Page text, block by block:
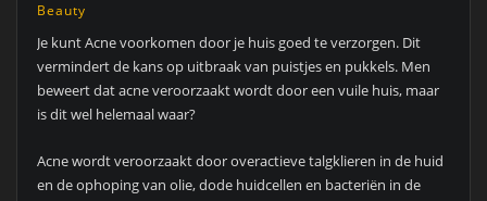
Beauty
Je kunt Acne voorkomen door je huis goed te verzorgen. Dit
vermindert de kans op uitbraak van puistjes en pukkels. Men
beweert dat acne veroorzaakt wordt door een vuile huis, maar
is dit wel helemaal waar?
Acne wordt veroorzaakt door overactieve talgklieren in de huid
en de ophoping van olie, dode huidcellen en bacteriën in de